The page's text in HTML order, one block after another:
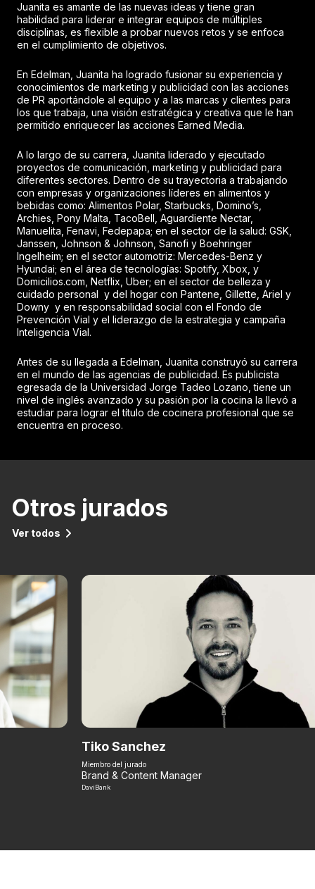
Juanita es amante de las nuevas ideas y tiene gran
habilidad para liderar e integrar equipos de múltiples
disciplinas, es flexible a probar nuevos retos y se enfoca
en el cumplimiento de objetivos.
En Edelman, Juanita ha logrado fusionar su experiencia y
conocimientos de marketing y publicidad con las acciones
de PR aportándole al equipo y a las marcas y clientes para
los que trabaja, una visión estratégica y creativa que le han
permitido enriquecer las acciones Earned Media.
A lo largo de su carrera, Juanita liderado y ejecutado
proyectos de comunicación, marketing y publicidad para
diferentes sectores. Dentro de su trayectoria a trabajando
con empresas y organizaciones líderes en alimentos y
bebidas como: Alimentos Polar, Starbucks, Domino’s,
Archies, Pony Malta, TacoBell, Aguardiente Nectar,
Manuelita, Fenavi, Fedepapa; en el sector de la salud: GSK,
Janssen, Johnson & Johnson, Sanofi y Boehringer
Ingelheim; en el sector automotriz: Mercedes-Benz y
Hyundai; en el área de tecnologías: Spotify, Xbox, y
Domicilios.com, Netflix, Uber; en el sector de belleza y
cuidado personal y del hogar con Pantene, Gillette, Ariel y
Downy y en responsabilidad social con el Fondo de
Prevención Vial y el liderazgo de la estrategia y campaña
Inteligencia Vial.
Antes de su llegada a Edelman, Juanita construyó su carrera
en el mundo de las agencias de publicidad. Es publicista
egresada de la Universidad Jorge Tadeo Lozano, tiene un
nivel de inglés avanzado y su pasión por la cocina la llevó a
estudiar para lograr el título de cocinera profesional que se
encuentra en proceso.
Otros jurados
Ver todos
Tiko Sanchez
Miembro del jurado
Brand & Content Manager
DaviBank